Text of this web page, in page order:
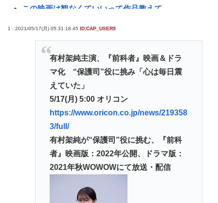
この映画は観なくていいって作品教えて
氷河期世代『ルッキズムが一番酷かったのは00年
代、こういうチャラい外見の男が街に溢れかえって
た。」たし蟹
【昆虫食】食用コオロギビジネスで破産したグリラ
ス社長 みんなにコオロギ食を広める為にリベンジ
【日本水産物輸入禁止に釈明が必要】 韓国のCPTPP
加盟への課題を関西外大教授に聞く 李大統領に
「政治利用」の過去
【徹底討論】ワイ(48)無職はこのまま逃げ切れるのか
【朗報】佐倉綾音さん（32）、自分のシコポイント
1 : 2021/05/17(月) 05:31:18.45 ID:CAP_USER9
有村架純主演、『前科者』映画＆ドラ
マ化 “保護司”役に挑み「心は毎日震
えていた」
5/17(月) 5:00 オリコン
https://www.oricon.co.jp/news/219358
3/full/
有村架純が“保護司”役に挑む、『前科
者』映画版：2022年公開、ドラマ版：
2021年秋WOWOWにて放送・配信